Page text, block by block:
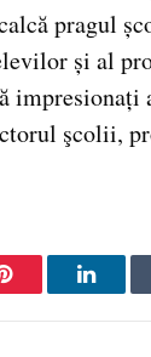
pragul
și al
impresionați
şcolii,
Pinterest